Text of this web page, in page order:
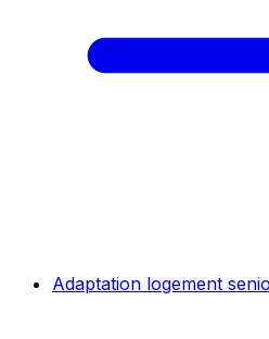
Adaptation logement